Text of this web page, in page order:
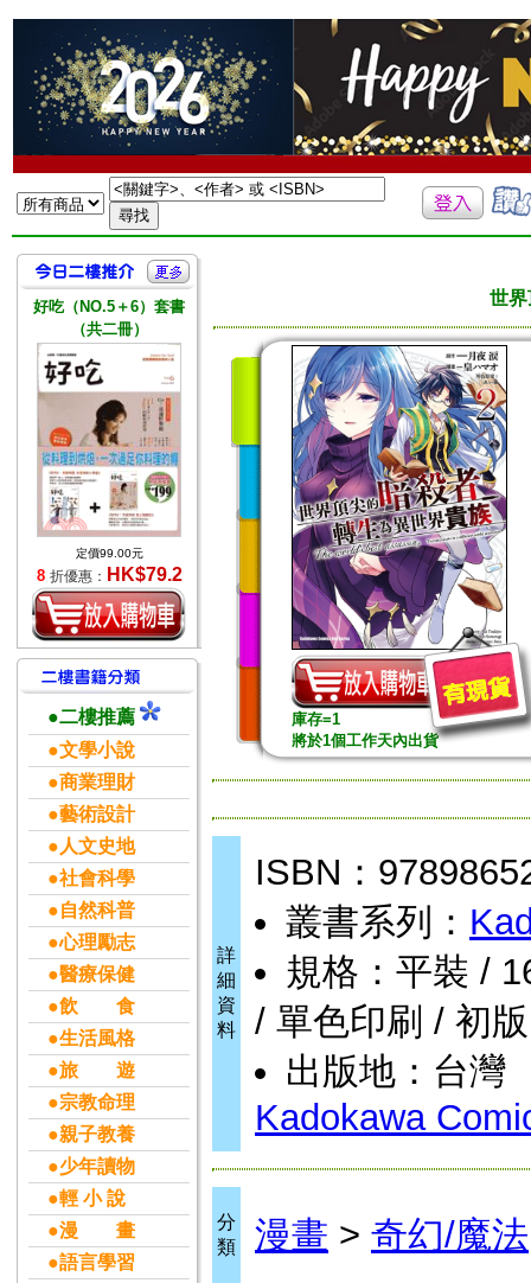
好吃（NO.5＋6）套書
（共二冊）
定價99.00元
8 折優惠： HK$79.2
●二樓推薦
●文學小說
●商業理財
●藝術設計
●人文史地
●社會科學
●自然科普
●心理勵志
●醫療保健
●飲 食
●生活風格
●旅 遊
●宗教命理
●親子教養
●少年讀物
●輕 小 說
●漫 畫
●語言學習
世界
庫存=1
將於1個工作天內出貨
詳
細
資
料
ISBN：
叢書系列：
規格：平裝 /
/ 單色印刷 / 初版
出版地：台灣
Kadokawa
分
類
漫畫 > 奇幻/魔法